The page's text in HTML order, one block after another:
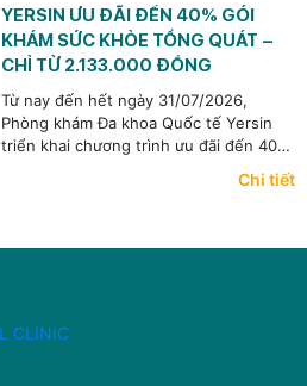
lâu dài đến sức khỏe và chất lượng
cuộc sống.
YERSIN ƯU ĐÃI ĐẾN 40% GÓI
KHÁM SỨC KHỎE TỔNG QUÁT –
CHỈ TỪ 2.133.000 ĐỒNG
Từ nay đến hết ngày 31/07/2026,
Phòng khám Đa khoa Quốc tế Yersin
triển khai chương trình ưu đãi đến 40%
chuẩn chỉ từ 2.133.000 đồng. Đây là cơ
Chi tiết